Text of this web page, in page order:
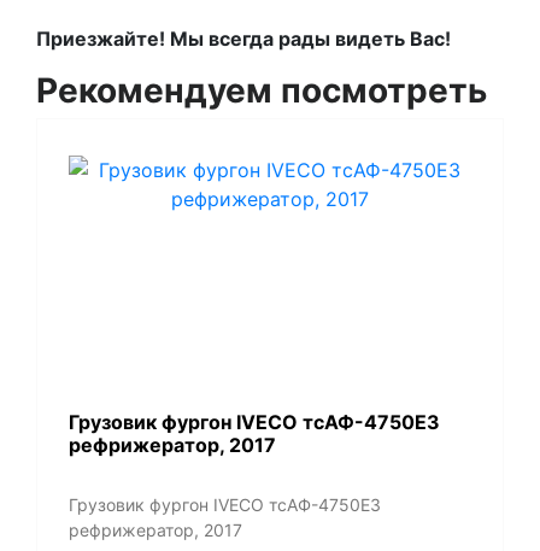
Приезжайте! Мы всегда рады видеть Вас!
Рекомендуем посмотреть
Грузовик фургон IVECO тсАФ-4750Е3
рефрижератор, 2017
Грузовик фургон IVECO тсАФ-4750Е3
рефрижератор, 2017